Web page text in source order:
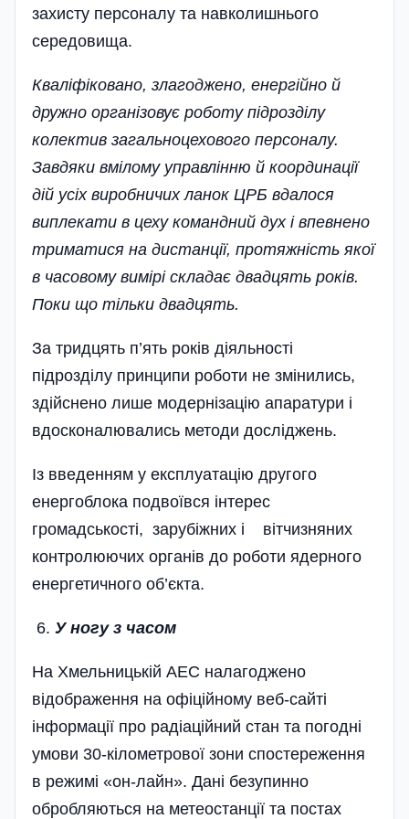
захисту персоналу та навколишнього
середовища.
Кваліфіковано, злагоджено, енергійно й
дружно організовує роботу підрозділу
колектив загальноцехового персоналу.
Завдяки вмілому управлінню й координації
дій усіх виробничих ланок ЦРБ вдалося
виплекати в цеху командний дух і впевнено
триматися на дистанції, протяжність якої
в часовому вимірі складає двадцять років.
Поки що тільки двадцять.
За тридцять п’ять років діяльності
підрозділу принципи роботи не змінились,
здійснено лише модернізацію апаратури і
вдосконалювались методи досліджень.
Із введенням у експлуатацію другого
енергоблока подвоївся інтерес
громадськості, зарубіжних і віт­чизняних
контролюючих органів до роботи ядерного
енергетичного об’єкта.
6. У ногу з часом
На Хмельницькій АЕС налагоджено
відображення на офіційному веб-сайті
інформації про радіаційний стан та погодні
умови 30-кілометрової зони спостереження
в режимі «он-лайн». Дані безупинно
обробляються на метеостанції та постах